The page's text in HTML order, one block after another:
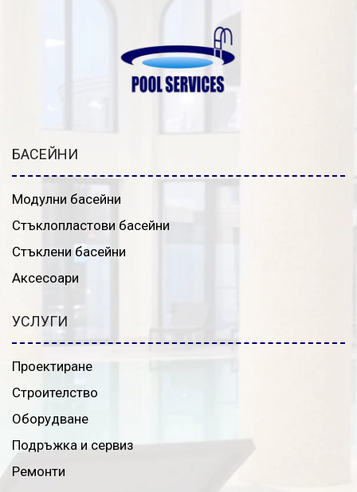
БАСЕЙНИ
Модулни басейни
Стъклопластови басейни
Стъклени басейни
Аксесоари
УСЛУГИ
Проектиране
Строителство
Оборудване
Подръжка и сервиз
Ремонти